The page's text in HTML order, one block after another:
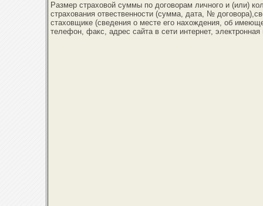
Размер страховой суммы по договорам личного и (или)
страхования отвественности (сумма, дата, №
стаховщике (сведения о месте его нахождения, об
телефон, факс, адрес сайта в сети интернет, электронная